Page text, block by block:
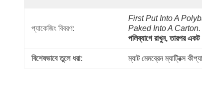
প্যাকেজিং বিবরণ:
First Put Into A
Paked Into A Carton.
পলিব্যাগে রাখুন, তারপর একট
বিশেষভাবে তুলে ধরা: ম্যাট মেমব্রেন ম্যাট্রিক্স